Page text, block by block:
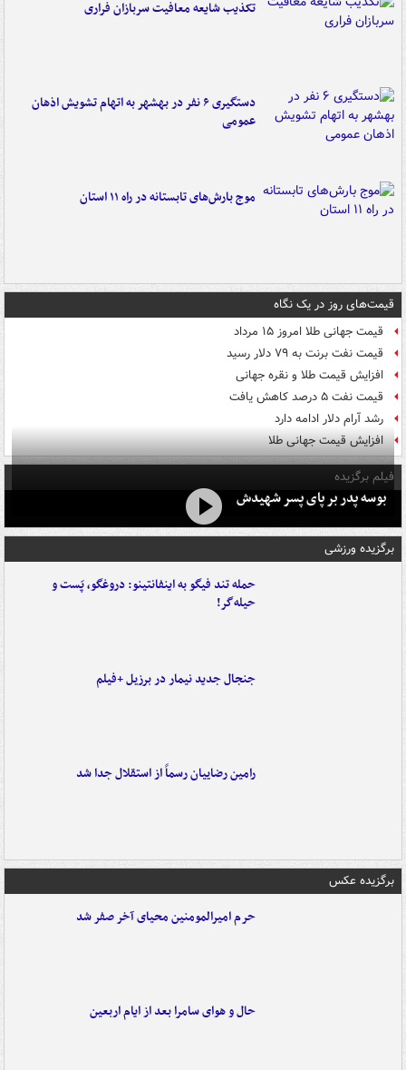
تکذیب شایعه معافیت سربازان فراری
دستگیری ۶ نفر در بهشهر به اتهام تشویش اذهان
عمومی
موج بارش‌های تابستانه در راه ۱۱ استان
قیمت‌های روز در یک نگاه
قیمت جهانی طلا امروز ۱۵ مرداد
قیمت نفت برنت به ۷۹ دلار رسید
افزایش قیمت طلا و نقره جهانی
قیمت نفت ۵ درصد کاهش یافت
رشد آرام دلار ادامه دارد
افزایش قیمت جهانی طلا
فیلم برگزیده
بوسه‌ پدر بر پای پسر شهیدش
برگزیده ورزشی
حمله تند فیگو به اینفانتینو: دروغگو، پَست‌ و
حیله‌گر!
جنجال جدید نیمار در برزیل +فیلم
رامین رضاییان رسماً از استقلال جدا شد
برگزیده عکس
حرم امیرالمومنین محیای آخر صفر شد
حال و هوای سامرا بعد از ایام اربعین